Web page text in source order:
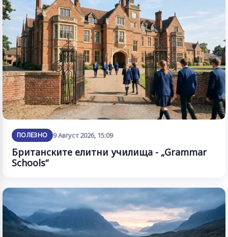
ПОЛЕЗНО 9 Август 2026, 15:09
Британските елитни училища - „Grammar
Schools“